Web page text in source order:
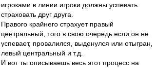
игроками в линии игроки должны успевать
страховать друг друга.
Правого крайнего страхует правый
центральный, того в свою очередь если он не
успевает, провалился, выденулся или отыгран,
левый центральный и т.д.
И вот ты описываешь весь этот процесс на